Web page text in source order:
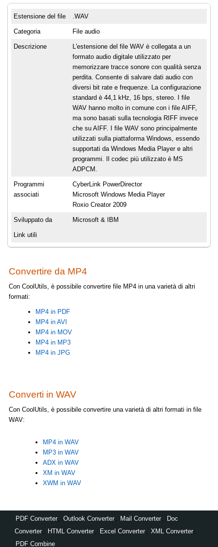
Estensione del file .WAV
Categoria File audio
Descrizione
L'estensione del file WAV è collegata a un
formato audio digitale utilizzato per
memorizzare tracce sonore con qualità senza
perdita. Consente di salvare dati audio con
diversi bit rate e frequenze. La configurazione
standard è 44,1 kHz, 16 bps, stereo. I file
WAV hanno molto in comune con i file AIFF,
ma sono basati sulla tecnologia RIFF invece
che su AIFF. I file WAV sono principalmente
utilizzati sulla piattaforma Windows, essendo
supportati da Windows Media Player e altri
programmi. Il codec più utilizzato è MS
ADPCM.
Programmi
associati
CyberLink PowerDirector
Microsoft Windows Media Player
Roxio Creator 2009
Sviluppato da Microsoft & IBM
Link utili
Convertire da MP4
Con CoolUtils, è possibile convertire file MP4 in una varietà di altri
formati:
MP4 in PDF
MP4 in AVI
MP4 in MOV
MP4 in MP3
MP4 in JPG
Converti in WAV
Con CoolUtils, è possibile convertire una varietà di altri formati in file
WAV:
MP4 in WAV
MP3 in WAV
ADX in WAV
XM in WAV
XWM in WAV
PDF Converter Outlook Converter Mail Converter
Doc
Converter
HTML Converter Excel Converter XML Converter
PDF Combine